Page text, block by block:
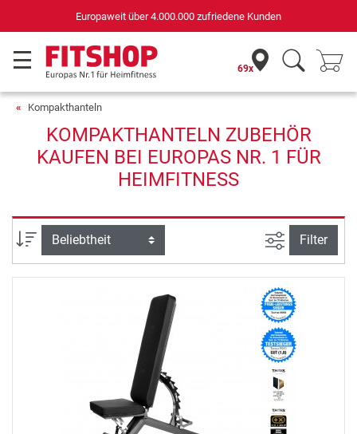
Europaweit über 4.000.000 zufriedene Kunden
69x
Kompakthanteln
KOMPAKTHANTELN ZUBEHÖR
KAUFEN BEI EUROPAS NR. 1 FÜR
HEIMFITNESS
Sortierung Ansicht
Filter